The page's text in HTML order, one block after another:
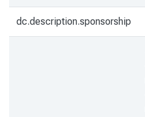
dc.description.sponsorship